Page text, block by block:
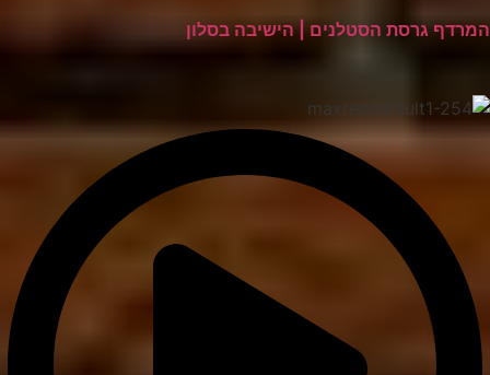
המרדף גרסת הסטלנים | הישיבה בסלון